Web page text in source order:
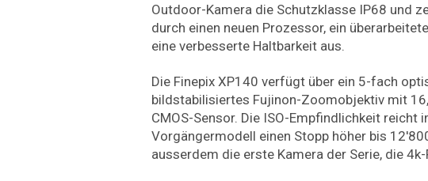
Outdoor-Kamera die Schutzklasse IP68 und
durch einen neuen Prozessor, ein
eine verbesserte Haltbarkeit aus.
Die Finepix XP140 verfügt über ein 5-fach
bildstabilisiertes Fujinon-Zoomobjektiv mit
CMOS-Sensor. Die ISO-Empfindlichkeit reicht
Vorgängermodell einen Stopp höher bis
ausserdem die erste Kamera der Serie, die